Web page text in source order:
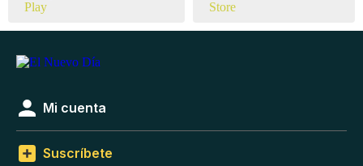
Mi cuenta
Suscríbete